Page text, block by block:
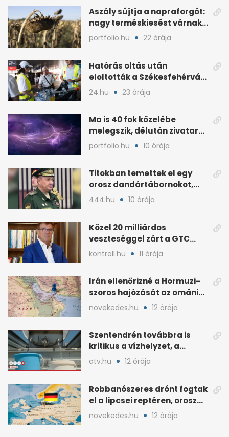
Aszály sújtja a napraforgót:
nagy terméskiesést várnak
a gazdák
portfolio.hu 22 órája
Hatórás oltás után
eloltották a Székesfehérvár
melletti tüzet
24.hu 23 órája
Ma is 40 fok közelébe
melegszik, délután zivatar
és viharos szél jöhet
portfolio.hu 10 órája
Titokban temettek el egy
orosz dandártábornokot,
Csajko barátját
444.hu 10 órája
Közel 20 milliárdos
veszteséggel zárt a GTC
Origine a 2025-ös évben
kontroll.hu 11 órája
Irán ellenőrizné a Hormuzi-
szoros hajózását az ománi
megállapodás után
novekedes.hu 12 órája
Szentendrén továbbra is
kritikus a vízhelyzet, a
honvédség szállít
atv.hu 12 órája
Robbanószeres drónt fogtak
el a lipcsei reptéren, orosz
szál gyanúja
novekedes.hu 12 órája